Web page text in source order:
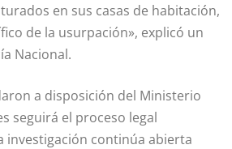
en sus casas de habitación,
de la usurpación», explicó un
Nacional.
a disposición del Ministerio
seguirá el proceso legal
investigación continúa abierta